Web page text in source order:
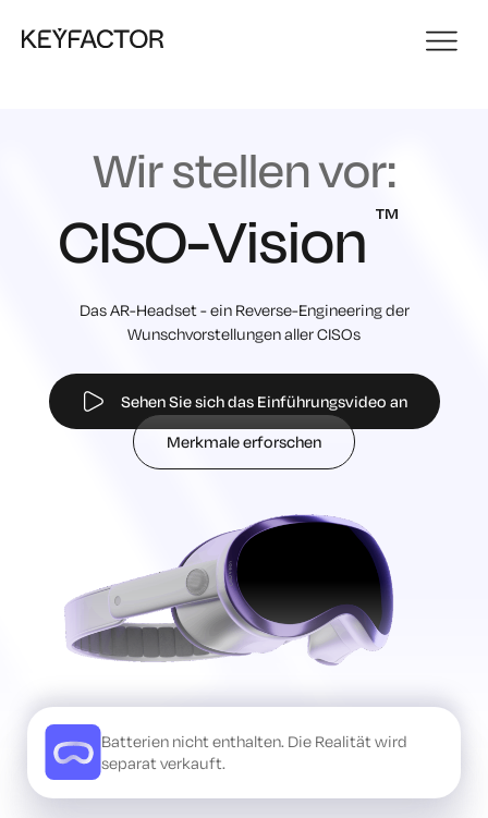
Wir stellen vor:
CISO-Vision
Das AR-Headset - ein Reverse-Engineering der
Wunschvorstellungen aller CISOs
Sehen Sie sich das Einführungsvideo an
Merkmale erforschen
Batterien nicht enthalten. Die Realität wird
separat verkauft.